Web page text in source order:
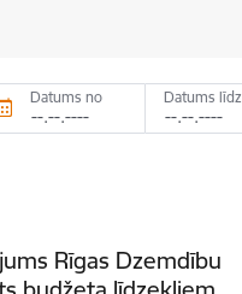
Datums no Datums līdz
Rīgas Dzemdību